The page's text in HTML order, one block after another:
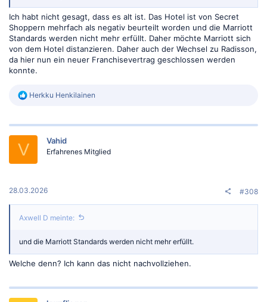
Ich habt nicht gesagt, dass es alt ist. Das Hotel ist von Secret
Shoppern mehrfach als negativ beurteilt worden und die Marriott
Standards werden nicht mehr erfüllt. Daher möchte Marriott sich
von dem Hotel distanzieren. Daher auch der Wechsel zu Radisson,
da hier nun ein neuer Franchisevertrag geschlossen werden
konnte.
R
k
i
:
Herkku Henkilainen
V Vahid
Erfahrenes Mitglied
28.03.2026 #308
Axwell D meinte:
und die Marriott Standards werden nicht mehr erfüllt.
Welche denn? Ich kann das nicht nachvollziehen.